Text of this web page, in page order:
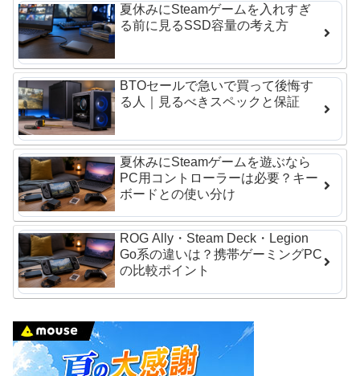
夏休みにSteamゲームを入れすぎ
る前に見るSSD容量の考え方
BTOセールで急いで買って後悔す
る人｜見るべきスペックと保証
夏休みにSteamゲームを遊ぶなら
PC用コントローラーは必要？キー
ボードとの使い分け
ROG Ally・Steam Deck・Legion
Go系の違いは？携帯ゲーミングPC
の比較ポイント